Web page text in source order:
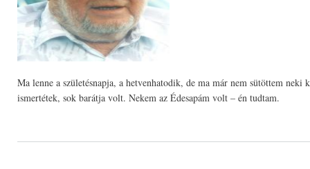
Ma lenne a születésnapja, a hetvenhatodik, de ma már nem sütöttem
ismertétek, sok barátja volt. Nekem az Édesapám volt – én tudtam.